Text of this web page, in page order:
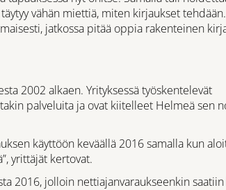
vähän miettiä, miten kirjaukset
jatkossa pitää oppia rakenteinen
2002 alkaen. Yrityksessä työskentelevät
palveluita ja ovat kiitelleet Helmeä sen
käyttöön keväällä 2016 samalla kun
yrittäjät kertovat.
2016, jolloin nettiajanvaraukseenkin